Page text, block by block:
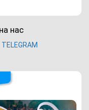
нас
TELEGRAM